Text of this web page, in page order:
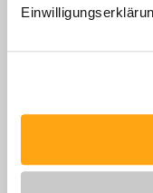
Aktivität